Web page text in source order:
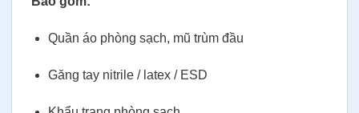
Quần áo phòng sạch, mũ trùm đầu
Găng tay nitrile / latex / ESD